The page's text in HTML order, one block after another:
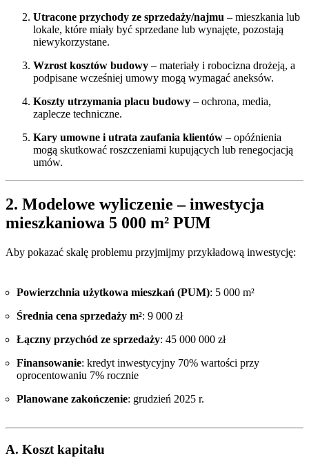
Utracone przychody ze sprzedaży/najmu – mieszkania lub
lokale, które miały być sprzedane lub wynajęte, pozostają
niewykorzystane.
Wzrost kosztów budowy – materiały i robocizna drożeją, a
podpisane wcześniej umowy mogą wymagać aneksów.
Koszty utrzymania placu budowy – ochrona, media,
zaplecze techniczne.
Kary umowne i utrata zaufania klientów – opóźnienia
mogą skutkować roszczeniami kupujących lub renegocjacją
umów.
2. Modelowe wyliczenie – inwestycja
mieszkaniowa 5 000 m² PUM
Aby pokazać skalę problemu przyjmijmy przykładową inwestycję:
Powierzchnia użytkowa mieszkań (PUM): 5 000 m²
Średnia cena sprzedaży m²: 9 000 zł
Łączny przychód ze sprzedaży: 45 000 000 zł
Finansowanie: kredyt inwestycyjny 70% wartości przy
oprocentowaniu 7% rocznie
Planowane zakończenie: grudzień 2025 r.
A. Koszt kapitału